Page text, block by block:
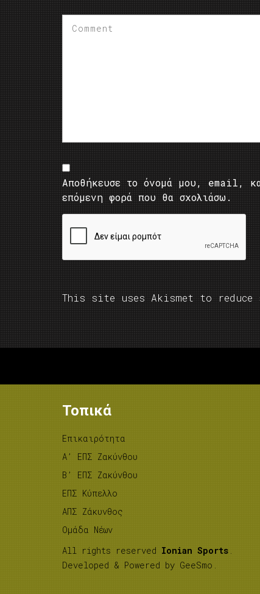
Αποθήκευσε το όνομά μου, email,
επόμενη φορά που θα σχολιάσω.
This site uses Akismet to reduce
Τοπικά
Επικαιρότητα
A’ ΕΠΣ Ζακύνθου
B’ ΕΠΣ Ζακύνθου
ΕΠΣ Κύπελλο
ΑΠΣ Ζάκυνθος
Ομάδα Νέων
All rights reserved Ionian Sports .
Developed & Powered by GeeSmo .